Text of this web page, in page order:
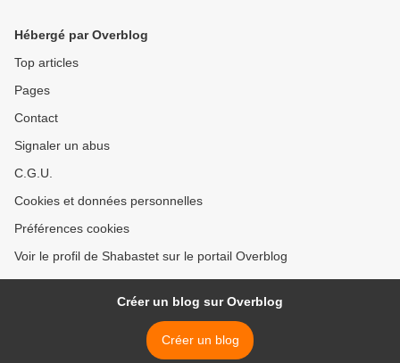
Hébergé par Overblog
Top articles
Pages
Contact
Signaler un abus
C.G.U.
Cookies et données personnelles
Préférences cookies
Voir le profil de Shabastet sur le portail Overblog
Créer un blog sur Overblog
Créer un blog